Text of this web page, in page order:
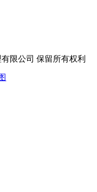
限公司 保留所有权利